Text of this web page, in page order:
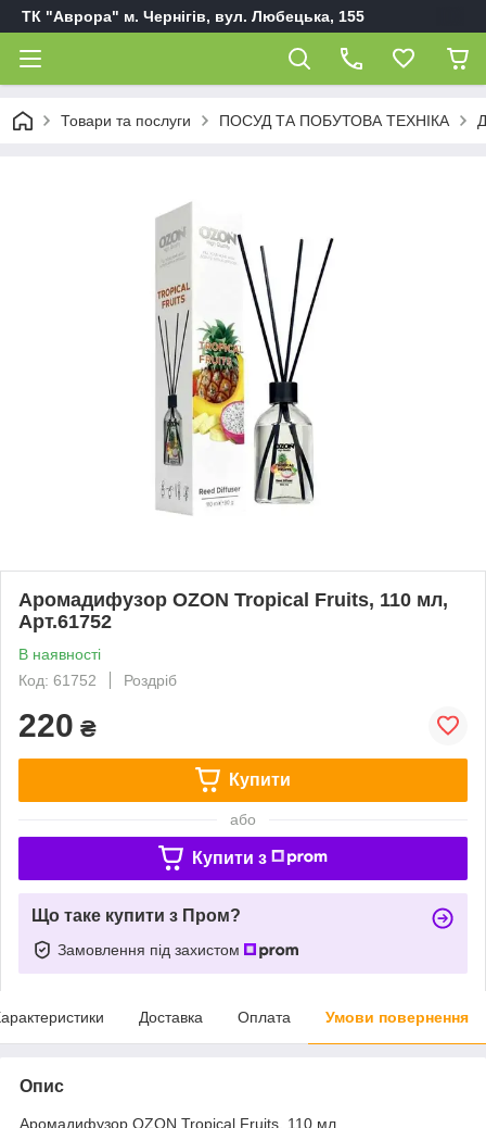
ТК "Аврора" м. Чернігів, вул. Любецька, 155
Товари та послуги ПОСУД ТА ПОБУТОВА ТЕХНІКА
Аромадифузор OZON Tropical Fruits, 110 мл,
Арт.61752
В наявності
Код: 61752
Роздріб
220 ₴
Купити
або
Купити з
Що таке купити з Пром?
Замовлення під захистом
Доставка Оплата Умови повернення
Опис
Аромадифузор OZON Tropical Fruits, 110 мл